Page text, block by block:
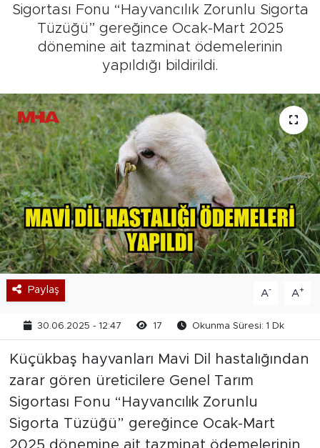
Sigortası Fonu “Hayvancılık Zorunlu Sigorta
Tüzüğü” gereğince Ocak-Mart 2025
dönemine ait tazminat ödemelerinin
yapıldığı bildirildi.
Paylaş A- A+
30.06.2025 - 12:47 17 Okunma Süresi: 1 Dk
Küçükbaş hayvanları Mavi Dil hastalığından
zarar gören üreticilere Genel Tarım
Sigortası Fonu “Hayvancılık Zorunlu
Sigorta Tüzüğü” gereğince Ocak-Mart